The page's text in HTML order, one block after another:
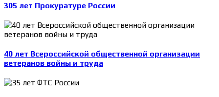
305 лет Прокуратуре России
40 лет Всероссийской общественной организации
ветеранов войны и труда